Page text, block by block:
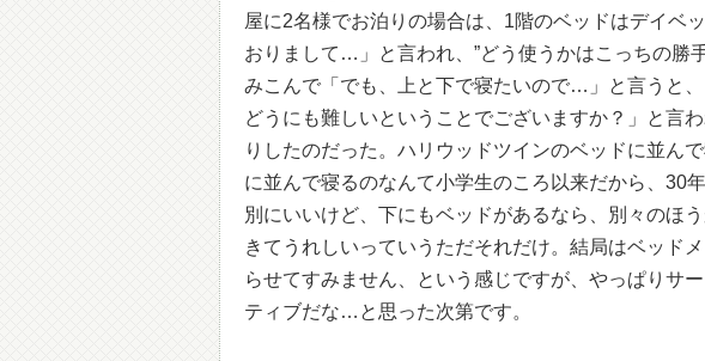
屋に2名様でお泊りの場合は、1階のベッドはデイベ
おりまして…」と言われ、”どう使うかはこっちの勝
みこんで「でも、上と下で寝たいので…」と言うと
どうにも難しいということでございますか？」と言
りしたのだった。ハリウッドツインのベッドに並ん
に並んで寝るのなんて小学生のころ以来だから、30
別にいいけど、下にもベッドがあるなら、別々のほ
きてうれしいっていうただそれだけ。結局はベッド
らせてすみません、という感じですが、やっぱりサ
ティブだな…と思った次第です。